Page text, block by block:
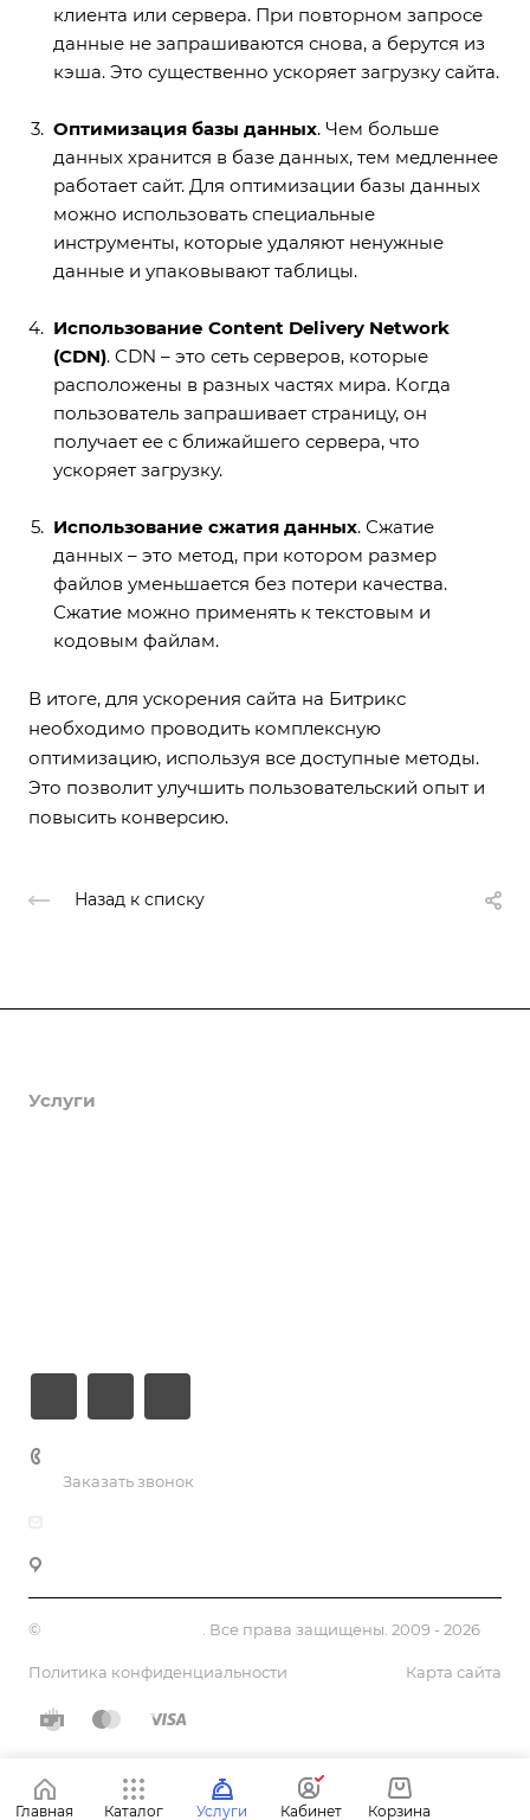
клиента или сервера. При повторном запросе
данные не запрашиваются снова, а берутся из
кэша. Это существенно ускоряет загрузку сайта.
Оптимизация базы данных. Чем больше
данных хранится в базе данных, тем медленнее
работает сайт. Для оптимизации базы данных
можно использовать специальные
инструменты, которые удаляют ненужные
данные и упаковывают таблицы.
Использование Content Delivery Network
(CDN). CDN – это сеть серверов, которые
расположены в разных частях мира. Когда
пользователь запрашивает страницу, он
получает ее с ближайшего сервера, что
ускоряет загрузку.
Использование сжатия данных. Сжатие
данных – это метод, при котором размер
файлов уменьшается без потери качества.
Сжатие можно применять к текстовым и
кодовым файлам.
В итоге, для ускорения сайта на Битрикс
необходимо проводить комплексную
оптимизацию, используя все доступные методы.
Это позволит улучшить пользовательский опыт и
повысить конверсию.
Назад к списку
Услуги
Заказать звонок
© . Все права защищены. 2009 - 2026
Политика конфиденциальности Карта сайта
Главная Каталог Услуги Кабинет Корзина